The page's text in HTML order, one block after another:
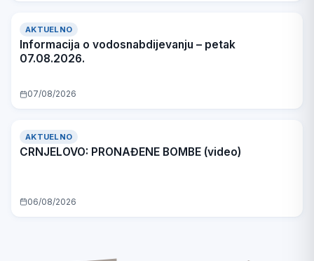
AKTUELNO
Informacija o vodosnabdijevanju – petak
07.08.2026.
07/08/2026
VIDEO
AKTUELNO
CRNJELOVO: PRONAĐENE BOMBE (video)
06/08/2026